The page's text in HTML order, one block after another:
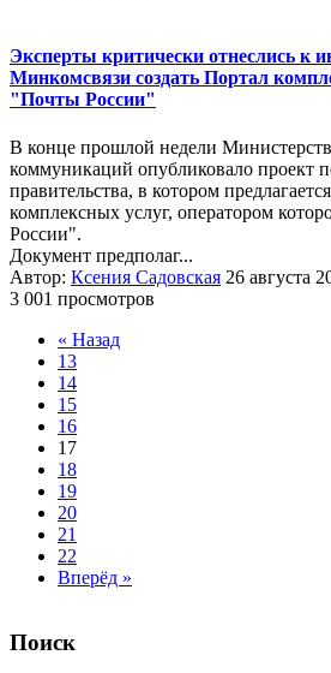
Эксперты критически отнеслись к
Минкомсвязи создать Портал
"Почты России"
В конце прошлой недели
коммуникаций опубликовало проект
правительства, в котором
комплексных услуг, оператором
России".
Документ предполаг...
Автор: Ксения Садовская 26 августа
3 001 просмотров
« Назад
13
14
15
16
17
18
19
20
21
22
Вперёд »
Поиск